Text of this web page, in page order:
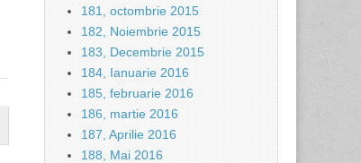
181, octombrie 2015
182, Noiembrie 2015
183, Decembrie 2015
184, Ianuarie 2016
185, februarie 2016
186, martie 2016
187, Aprilie 2016
188, Mai 2016